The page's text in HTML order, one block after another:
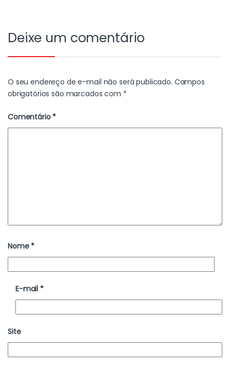
Deixe um comentário
O seu endereço de e-mail não será publicado. Campos
obrigatórios são marcados com *
Comentário *
Nome *
E-mail *
Site